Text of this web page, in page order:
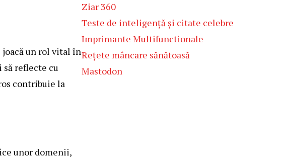
un rol vital în
să reflecte cu
contribuie la
unor domenii,
Ziar 360
Teste de inteligență și citate celebre
Imprimante Multifunctionale
Rețete mâncare sănătoasă
Mastodon